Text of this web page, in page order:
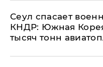
​Сеул спасает
КНДР: Южная
тысяч тонн